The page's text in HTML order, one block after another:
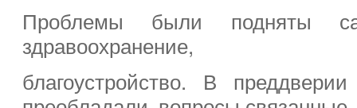
Проблемы были подняты
здравоохранение,
благоустройство. В